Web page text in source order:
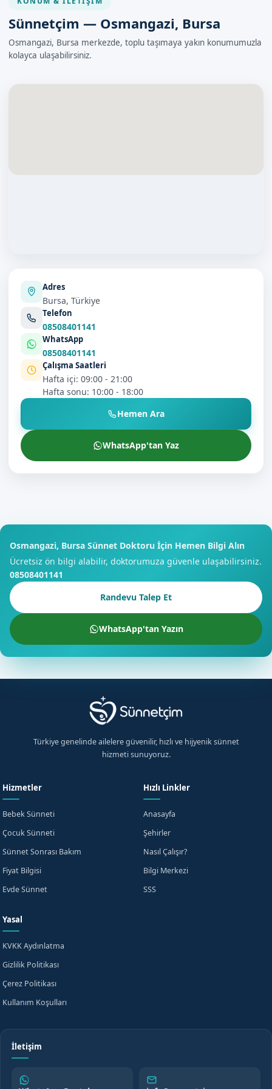
Sünnetçim — Osmangazi, Bursa
Osmangazi, Bursa merkezde, toplu taşımaya yakın konumumuzla
kolayca ulaşabilirsiniz.
Adres
Bursa, Türkiye
Telefon
08508401141
WhatsApp
08508401141
Çalışma Saatleri
Hafta içi: 09:00 - 21:00
Hafta sonu: 10:00 - 18:00
Hemen Ara
WhatsApp'tan Yaz
Osmangazi, Bursa Sünnet Doktoru İçin Hemen Bilgi Alın
Ücretsiz ön bilgi alabilir, doktorumuza güvenle ulaşabilirsiniz.
08508401141
Randevu Talep Et
WhatsApp'tan Yazın
Türkiye genelinde ailelere güvenilir, hızlı ve hijyenik sünnet
hizmeti sunuyoruz.
Hizmetler
Bebek Sünneti
Çocuk Sünneti
Sünnet Sonrası Bakım
Fiyat Bilgisi
Evde Sünnet
Hızlı Linkler
Anasayfa
Şehirler
Nasıl Çalışır?
Bilgi Merkezi
SSS
Yasal
KVKK Aydınlatma
Gizlilik Politikası
Çerez Politikası
Kullanım Koşulları
İletişim